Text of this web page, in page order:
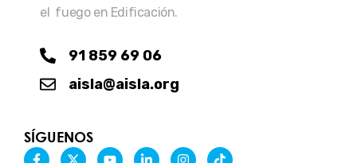
el fuego en Edificación.
91 859 69 06
aisla@aisla.org
SÍGUENOS
F
X
Y
L
I
T